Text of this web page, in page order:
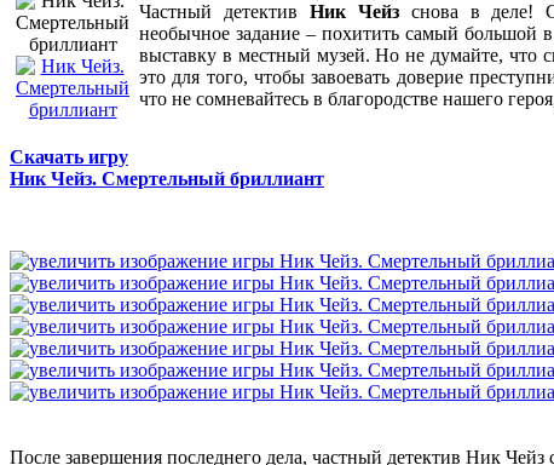
Частный детектив Ник Чейзснова в деле!
необычное задание – похитить самый большой
выставку в местный музей. Но не думайте, что
это для того, чтобы завоевать доверие
что не сомневайтесь в благородстве нашего
Скачать игру
Ник Чейз. Смертельный бриллиант
После завершения последнего дела, частный детектив Ник